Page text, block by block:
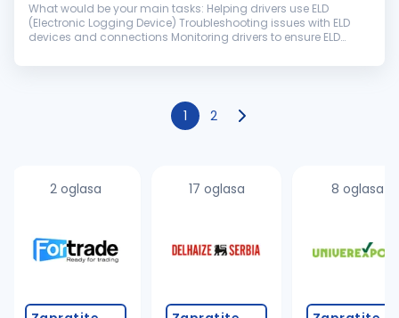
What would be your main tasks: Helping drivers use ELD
(Electronic Logging Device) Troubleshooting issues with ELD
devices and connections Monitoring drivers to ensure ELD
Entering information...
1 2
2 oglasa 17 oglasa 8 oglasa